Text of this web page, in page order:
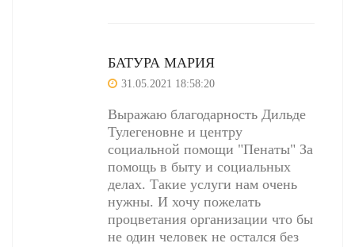
БАТУРА МАРИЯ
31.05.2021 18:58:20
Выражаю благодарность Дильде
Тулегеновне и центру
социальной помощи "Пенаты" За
помощь в быту и социальных
делах. Такие услуги нам очень
нужны. И хочу пожелать
процветания организации что бы
не один человек не остался без